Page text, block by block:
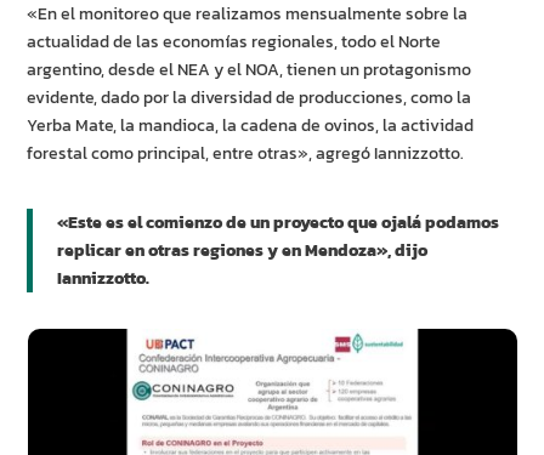
«En el monitoreo que realizamos mensualmente sobre la
actualidad de las economías regionales, todo el Norte
argentino, desde el NEA y el NOA, tienen un protagonismo
evidente, dado por la diversidad de producciones, como la
Yerba Mate, la mandioca, la cadena de ovinos, la actividad
forestal como principal, entre otras», agregó Iannizzotto.
«Este es el comienzo de un proyecto que ojalá podamos
replicar en otras regiones y en Mendoza», dijo
Iannizzotto.